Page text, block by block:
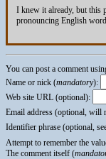
I knew it already, but this
pronouncing English
You can post a comment
Name or nick (mandatory):
Web site URL (optional):
Email address (optional, will
Identifier phrase (optional,
Attempt to remember the
The comment itself (